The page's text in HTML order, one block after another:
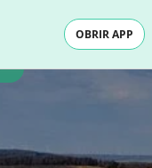
OBRIR APP